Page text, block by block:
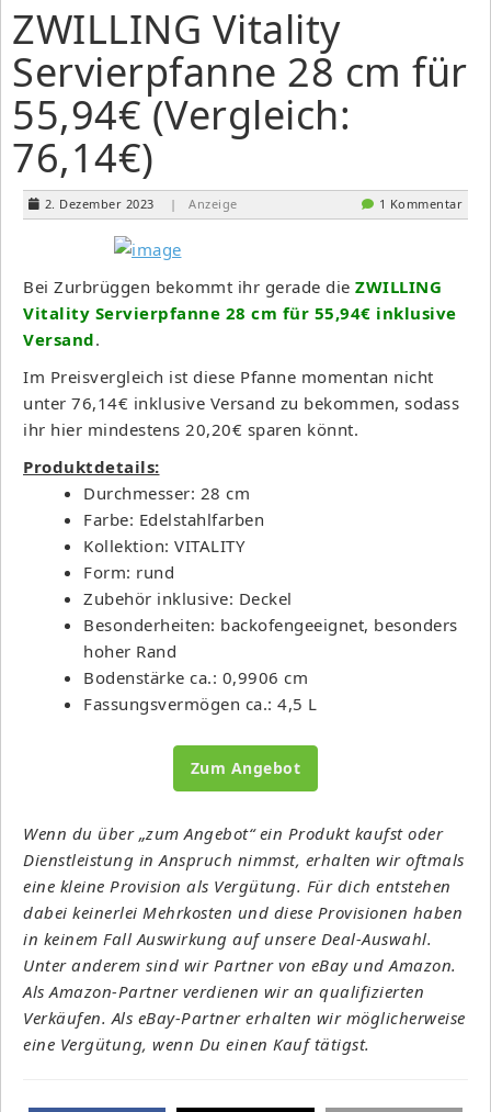
ZWILLING Vitality
Servierpfanne 28 cm für
55,94€ (Vergleich:
76,14€)
2. Dezember 2023 | Anzeige 1 Kommentar
Bei Zurbrüggen bekommt ihr gerade die ZWILLING
Vitality Servierpfanne 28 cm für 55,94€ inklusive
Versand.
Im Preisvergleich ist diese Pfanne momentan nicht
unter 76,14€ inklusive Versand zu bekommen, sodass
ihr hier mindestens 20,20€ sparen könnt.
Produktdetails:
Durchmesser: 28 cm
Farbe: Edelstahlfarben
Kollektion: VITALITY
Form: rund
Zubehör inklusive: Deckel
Besonderheiten: backofengeeignet, besonders
hoher Rand
Bodenstärke ca.: 0,9906 cm
Fassungsvermögen ca.: 4,5 L
Zum Angebot
Wenn du über „zum Angebot“ ein Produkt kaufst oder
Dienstleistung in Anspruch nimmst, erhalten wir oftmals
eine kleine Provision als Vergütung. Für dich entstehen
dabei keinerlei Mehrkosten und diese Provisionen haben
in keinem Fall Auswirkung auf unsere Deal-Auswahl.
Unter anderem sind wir Partner von eBay und Amazon.
Als Amazon-Partner verdienen wir an qualifizierten
Verkäufen. Als eBay-Partner erhalten wir möglicherweise
eine Vergütung, wenn Du einen Kauf tätigst.